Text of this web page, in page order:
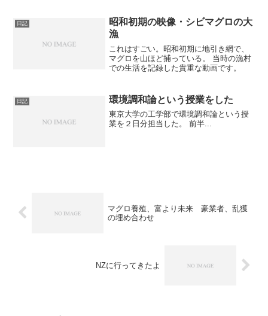
日記
昭和初期の映像・シビマグロの大
漁
これはすごい。昭和初期に地引き網で、
マグロを山ほど捕っている。 当時の漁村
での生活を記録した貴重な動画です。
日記 環境調和論という授業をした
東京大学の工学部で環境調和論という授
業を２日分担当した。 前半...
マグロ養殖、富より未来 豪業者、乱獲
の埋め合わせ
NZに行ってきたよ